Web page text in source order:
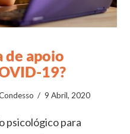
de apoio
19?
9 Abril, 2020
psicológico para